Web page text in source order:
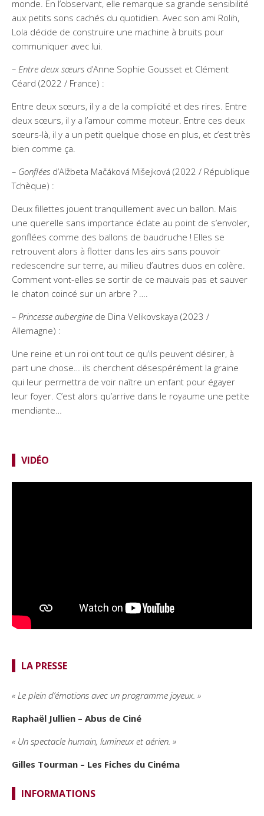
monde. En l’observant, elle remarque sa grande sensibilité
aux petits sons cachés du quotidien. Avec son ami Rolih,
Lola décide de construire une machine à bruits pour
communiquer avec lui.
– Entre deux sœurs d’Anne Sophie Gousset et Clément
Céard (2022 / France) :
Entre deux sœurs, il y a de la complicité et des rires. Entre
deux sœurs, il y a l’amour comme moteur. Entre ces deux
sœurs-là, il y a un petit quelque chose en plus, et c’est très
bien comme ça.
– Gonflées d’Alžbeta Mačáková Mišejková (2022 / République
Tchèque) :
Deux fillettes jouent tranquillement avec un ballon. Mais
une querelle sans importance éclate au point de s’envoler,
gonflées comme des ballons de baudruche ! Elles se
retrouvent alors à flotter dans les airs sans pouvoir
redescendre sur terre, au milieu d’autres duos en colère.
Comment vont-elles se sortir de ce mauvais pas et sauver
le chaton coincé sur un arbre ? ….
– Princesse aubergine de Dina Velikovskaya (2023 /
Allemagne) :
Une reine et un roi ont tout ce qu’ils peuvent désirer, à
part une chose… ils cherchent désespérément la graine
qui leur permettra de voir naître un enfant pour égayer
leur foyer. C’est alors qu’arrive dans le royaume une petite
mendiante…
VIDÉO
LA PRESSE
« Le plein d’émotions avec un programme joyeux. »
Raphaël Jullien – Abus de Ciné
« Un spectacle humain, lumineux et aérien. »
Gilles Tourman – Les Fiches du Cinéma
INFORMATIONS